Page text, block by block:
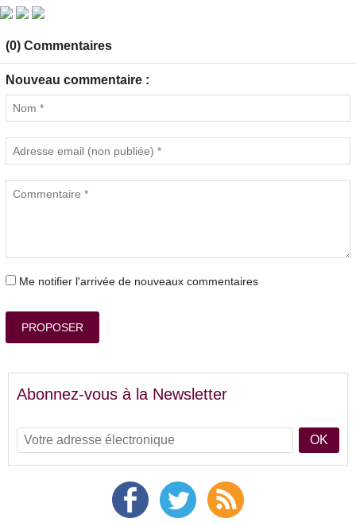
(0) Commentaires
Nouveau commentaire :
Me notifier l'arrivée de nouveaux commentaires
PROPOSER
Abonnez-vous à la Newsletter
OK